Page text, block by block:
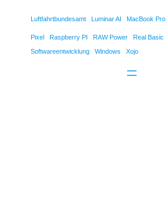
Luftfahrtbundesamt Luminar AI MacBook Pro
Pixel Raspberry PI RAW Power Real Basic
Softwareentwicklung
Windows Xojo